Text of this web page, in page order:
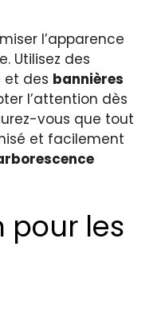
l’apparence
Utilisez des
des bannières
l’attention dès
vous que tout
et facilement
pour les